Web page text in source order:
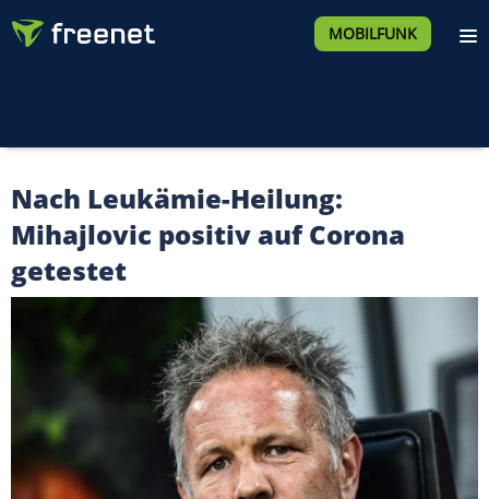
MOBILFUNK
Nach Leukämie-Heilung:
Mihajlovic positiv auf Corona
getestet